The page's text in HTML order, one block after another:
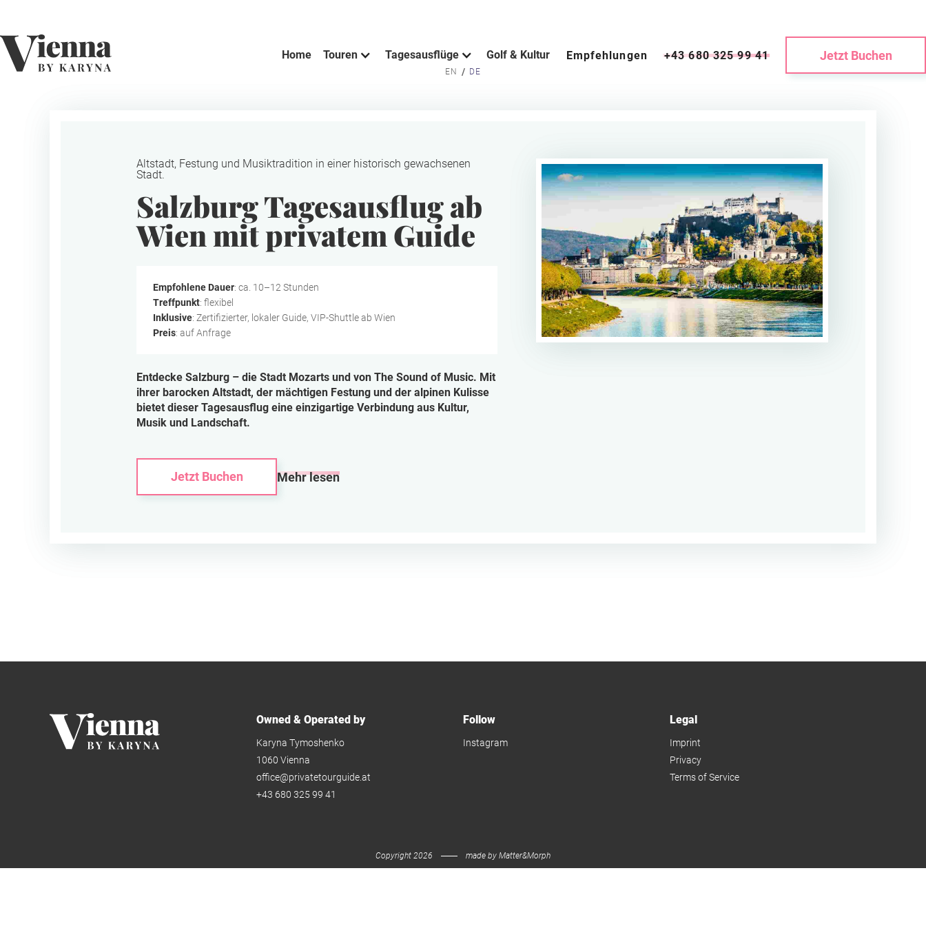
Home
EN / DE
Home Touren Tagesausflüge Golf & Kultur Empfehlungen +43 680 325 99 41 Jetzt Buchen
Altstadt, Festung und Musiktradition in einer historisch gewachsenen
Stadt.
Salzburg Tagesausflug ab
Wien mit privatem Guide
Empfohlene Dauer: ca. 10–12 Stunden
Treffpunkt: flexibel
Inklusive: Zertifizierter, lokaler Guide, VIP-Shuttle ab Wien
Preis: auf Anfrage
Entdecke Salzburg – die Stadt Mozarts und von The Sound of Music. Mit
ihrer barocken Altstadt, der mächtigen Festung und der alpinen Kulisse
bietet dieser Tagesausflug eine einzigartige Verbindung aus Kultur,
Musik und Landschaft.
Jetzt Buchen Mehr lesen
Owned & Operated by
Karyna Tymoshenko
1060 Vienna
office@privatetourguide.at
+43 680 325 99 41
Follow
Instagram
Legal
Imprint
Privacy
Terms of Service
Copyright 2026 made by Matter&Morph